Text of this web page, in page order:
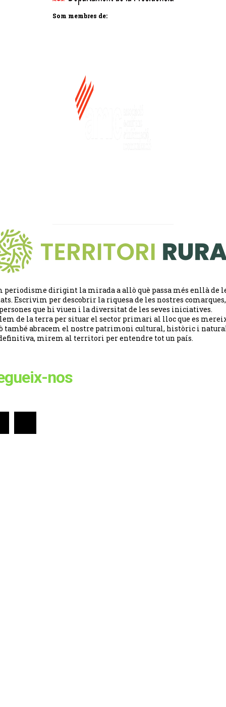
Som membres de:
periodisme dirigint la mirada a allò què passa més enllà de
Escrivim per descobrir la riquesa de les nostres
que hi viuen i la diversitat de les seves iniciatives.
de la terra per situar el sector primari al lloc que es
també abracem el nostre patrimoni cultural, històric i
mirem al territori per entendre tot un país.
nos